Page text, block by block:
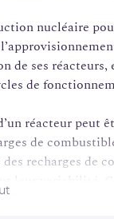
nucléaire
de ses
de
réacteur peut
de
recharges de
leur variabilité.
des